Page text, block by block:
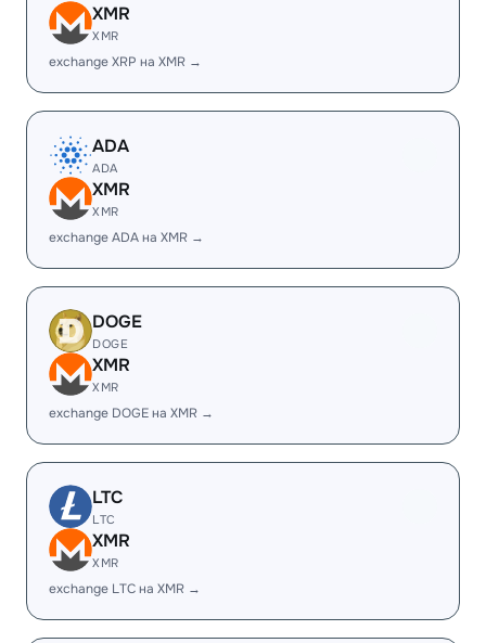
XMR
XMR
exchange XRP на XMR →
ADA
ADA
XMR
XMR
exchange ADA на XMR →
DOGE
DOGE
XMR
XMR
exchange DOGE на XMR →
LTC
LTC
XMR
XMR
exchange LTC на XMR →